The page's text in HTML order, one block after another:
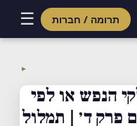
תרומה / חברות ☰
content
▼
הנפש או לפי
פרק ד׳ | תמלול